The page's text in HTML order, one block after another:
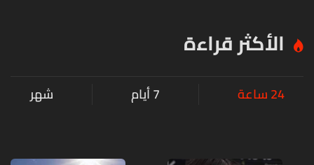
الأكثر قراءة
24 ساعة 7 أيام شهر